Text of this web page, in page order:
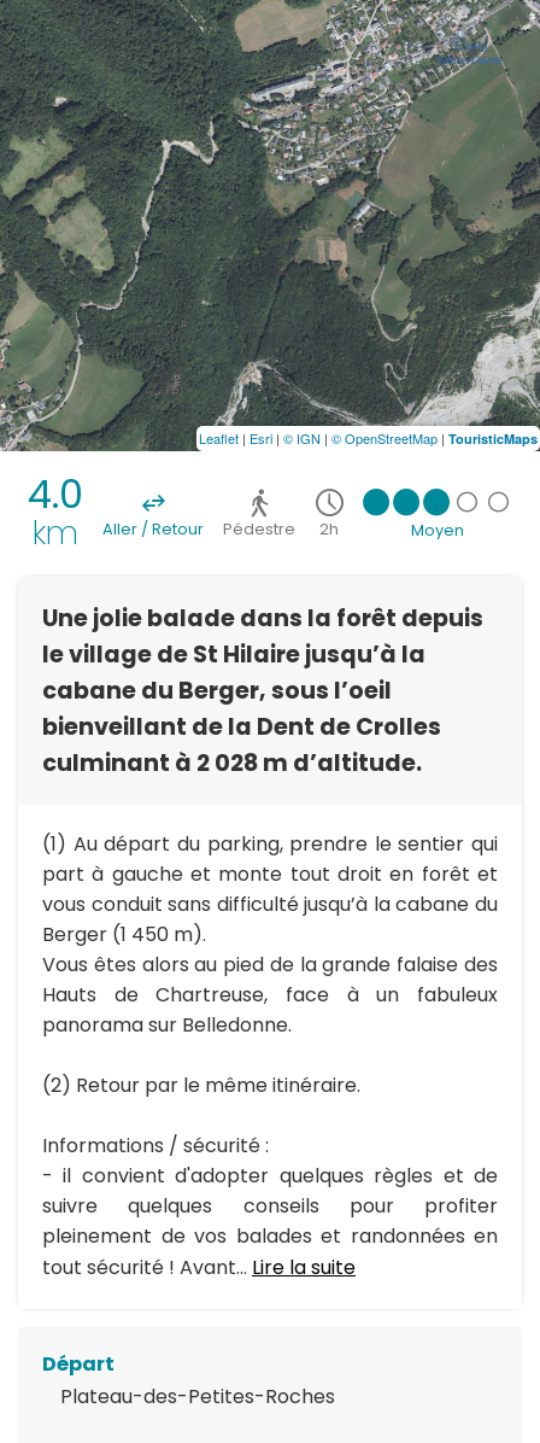
4.0
km Aller / Retour Pédestre 2h Moyen
Une jolie balade dans la forêt depuis
le village de St Hilaire jusqu’à la
cabane du Berger, sous l’oeil
bienveillant de la Dent de Crolles
culminant à 2 028 m d’altitude.
(1) Au départ du parking, prendre le sentier qui
part à gauche et monte tout droit en forêt et
vous conduit sans difficulté jusqu’à la cabane du
Berger (1 450 m).
Vous êtes alors au pied de la grande falaise des
Hauts de Chartreuse, face à un fabuleux
panorama sur Belledonne.
(2) Retour par le même itinéraire.
Informations / sécurité :
- il convient d'adopter quelques règles et de
suivre quelques conseils pour profiter
pleinement de vos balades et randonnées en
tout sécurité ! Avant... Lire la suite
Départ
Plateau-des-Petites-Roches
Leaflet | Esri | © IGN | © OpenStreetMap | TouristicMaps